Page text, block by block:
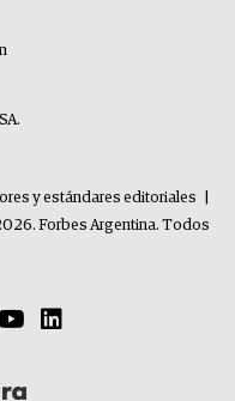
y estándares editoriales
Forbes Argentina. Todos